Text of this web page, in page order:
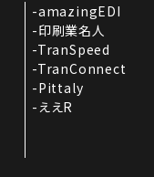
amazingEDI
印刷業名人
TranSpeed
TranConnect
Pittaly
ええR